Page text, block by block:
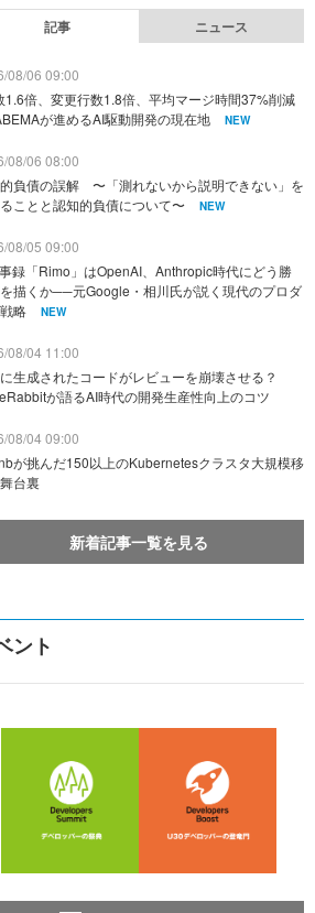
記事 ニュース
08/06 09:00
1.6倍、変更行数1.8倍、平均マージ時間37%削減
が進めるAI駆動開発の現在地
NEW
08/06 08:00
負債の誤解 〜「測れないから説明できない」を
ことと認知的負債について〜
NEW
08/05 09:00
録「Rimo」はOpenAI、Anthropic時代にどう勝
描くか──元Google・相川氏が説く現代のプロダ
略
NEW
08/04 11:00
生成されたコードがレビューを崩壊させる？
が語るAI時代の開発生産性向上のコツ
08/04 09:00
が挑んだ150以上のKubernetesクラスタ大規模移
台裏
新着記事一覧を見る
ント